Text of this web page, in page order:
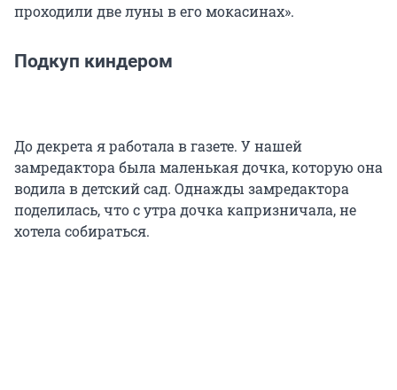
проходили две луны в его мокасинах».
Подкуп киндером
До декрета я работала в газете. У нашей
замредактора была маленькая дочка, которую она
водила в детский сад. Однажды замредактора
поделилась, что с утра дочка капризничала, не
хотела собираться.